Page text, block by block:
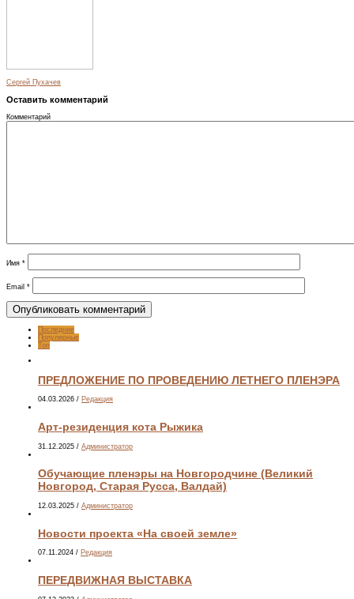
Сергей Пухачев
Оставить комментарий
Комментарий
Имя *
Email *
Последние
Популярные
Топ
ПРЕДЛОЖЕНИЕ ПО ПРОВЕДЕНИЮ ЛЕТНЕГО ПЛЕНЭРА
04.03.2026 / Редакция
Арт-резиденция кота Рыжика
31.12.2025 / Администратор
Обучающие пленэры на Новгородчине (Великий
Новгород, Старая Русса, Валдай)
12.03.2025 / Администратор
Новости проекта «На своей земле»
07.11.2024 / Редакция
ПЕРЕДВИЖНАЯ ВЫСТАВКА